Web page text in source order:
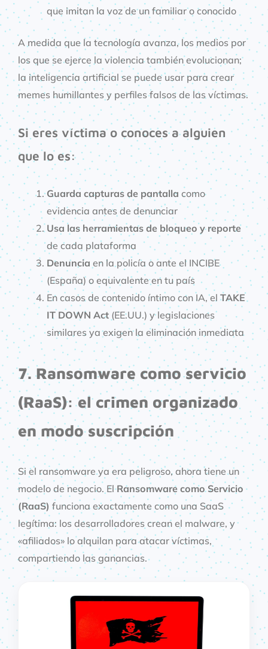
que imitan la voz de un familiar o conocido
A medida que la tecnología avanza, los medios por
los que se ejerce la violencia también evolucionan;
la inteligencia artificial se puede usar para crear
memes humillantes y perfiles falsos de las víctimas.
Si eres víctima o conoces a alguien
que lo es:
Guarda capturas de pantalla como
evidencia antes de denunciar
Usa las herramientas de bloqueo y reporte
de cada plataforma
Denuncia en la policía o ante el INCIBE
(España) o equivalente en tu país
En casos de contenido íntimo con IA, el TAKE
IT DOWN Act(EE.UU.) y legislaciones
similares ya exigen la eliminación inmediata
7. Ransomware como servicio
(RaaS): el crimen organizado
en modo suscripción
Si el ransomware ya era peligroso, ahora tiene un
modelo de negocio. ElRansomware como Servicio
(RaaS) funciona exactamente como una SaaS
legítima: los desarrolladores crean el malware, y
«afiliados» lo alquilan para atacar víctimas,
compartiendo las ganancias.